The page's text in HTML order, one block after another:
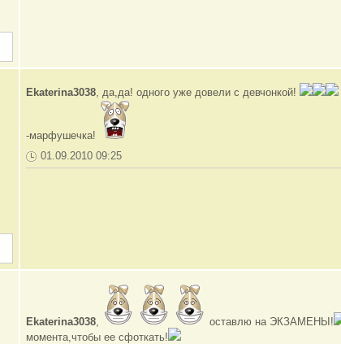
Ekaterina3038, да,да! одного уже довели с девчонкой!
-марфушечка!
01.09.2010 09:25
Ekaterina3038, оставлю на ЭКЗАМЕНЫ!
момента,чтобы ее сфоткать!